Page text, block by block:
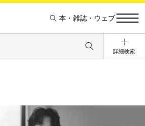
本・雑誌・ウェブ
詳細検索